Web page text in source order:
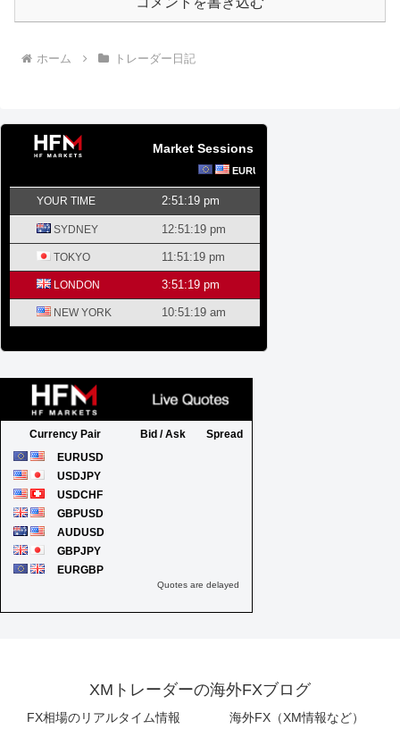
ホーム トレーダー日記
Market Sessions
XMトレーダーの海外FXブログ
FX相場のリアルタイム情報
海外FX（XM情報など）